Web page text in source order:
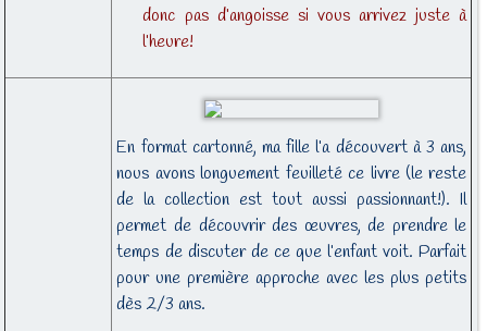
donc pas d’angoisse si vous arrivez juste à
l’heure!
En format cartonné, ma fille l’a découvert à 3 ans,
nous avons longuement feuilleté ce livre (le reste
de la collection est tout aussi passionnant!). Il
permet de découvrir des œuvres, de prendre le
temps de discuter de ce que l’enfant voit. Parfait
pour une première approche avec les plus petits
dès 2/3 ans.